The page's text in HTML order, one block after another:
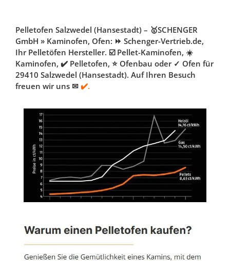
Pelletofen Salzwedel (Hansestadt) – 🥇SCHENGER
GmbH » Kaminofen, Ofen: ⏩ Schenger-Vertrieb.de,
Ihr Pelletöfen Hersteller. ☑️ Pellet-Kaminofen, ☀️
Kaminofen, ✔️ Pelletofen, ⭐ Ofenbau oder ✓ Ofen für
29410 Salzwedel (Hansestadt). Auf Ihren Besuch
freuen wir uns ✉ ✔️.